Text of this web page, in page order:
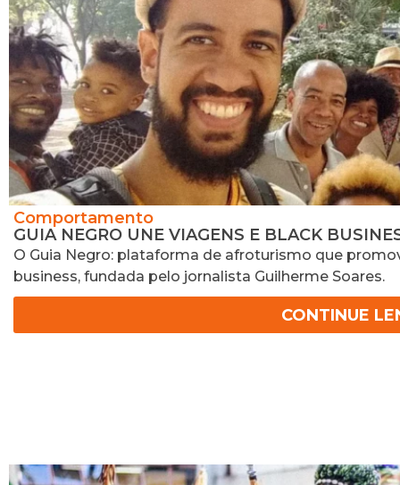
Comportamento
GUIA NEGRO UNE VIAGENS E BLACK
O Guia Negro: plataforma de afroturismo que
business, fundada pelo jornalista Guilherme Soares.
CONTINUE